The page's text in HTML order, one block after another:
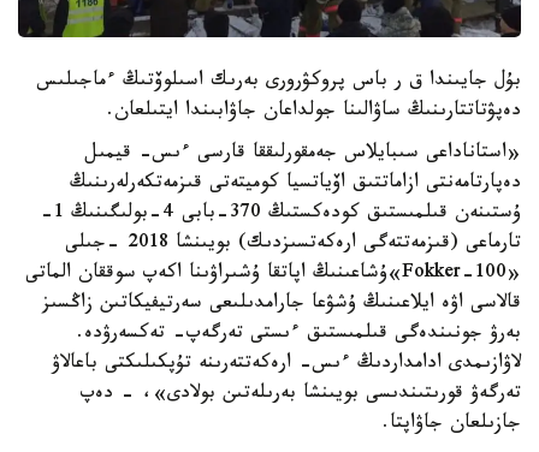
بۇل جايىندا ق ر باس پروكۋرورى بەرىك اسىلوۆتىڭ ءماجىلىس
دەپۋتاتتارىنىڭ ساۋالىنا جولداعان جاۋابىندا ايتىلعان.
«استاناداعى سىبايلاس جەمقورلىققا قارسى ءىس- قيمىل
دەپارتامەنتى ازاماتتىق اۆياتسيا كوميتەتى قىزمەتكەرلەرىنىڭ
ۇستىنەن قىلمىستىق كودەكستىڭ 370-بابى 4-بولىگىنىڭ 1-
تارماعى (قىزمەتتەگى ارەكەتسىزدىك) بويىنشا 2018 -جىلى
«Fokker-100»ۇشاعىنىڭ اپاتقا ۇشىراۋىنا اكەپ سوققان الماتى
قالاسى اۋە ايلاعىنىڭ ۇشۋعا جارامدىلىعى سەرتيفيكاتىن زاڭسىز
بەرۋ جونىندەگى قىلمىستىق ءىستى تەرگەپ- تەكسەرۋدە.
لاۋازىمدى ادامداردىڭ ءىس- ارەكەتتەرىنە تۇپكىلىكتى باعالاۋ
تەرگەۋ قورىتىندىسى بويىنشا بەرىلەتىن بولادى»، - دەپ
جازىلعان جاۋاپتا.